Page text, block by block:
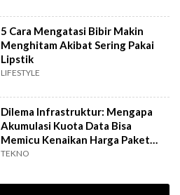
5 Cara Mengatasi Bibir Makin
Menghitam Akibat Sering Pakai
Lipstik
LIFESTYLE
Dilema Infrastruktur: Mengapa
Akumulasi Kuota Data Bisa
Memicu Kenaikan Harga Paket
Internet?
TEKNO